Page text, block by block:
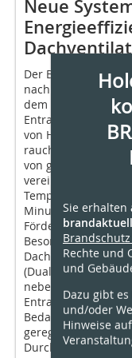
Neue
Der Brandgas-
nach
dem Markt, der
Entrauchungsfall
von Hitze und
rauchfreie
von giftigen und
vereinfacht. Der
Temperatur von bis
Minuten stand. Im
Besonderheit ist,
Dachventilator für
(Dual-Use) eignet.
neben der
Bedarfslüftung
geregelter Betrieb
Durch diesen
Sie erhalten
Rechte und
und
Dazu gibt
und/oder
Hinweise